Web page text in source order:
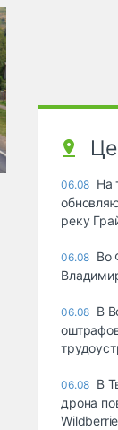
06.08 На
реку
06.08 Во
06.08 В
06.08 В
дрона